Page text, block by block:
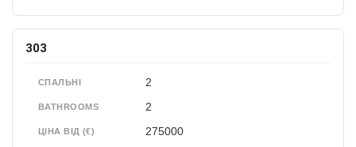
303
СПАЛЬНІ 2
BATHROOMS 2
ЦІНА ВІД (€) 275000